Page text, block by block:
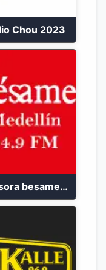
Chou 2023
Emisora besame medellín 2023